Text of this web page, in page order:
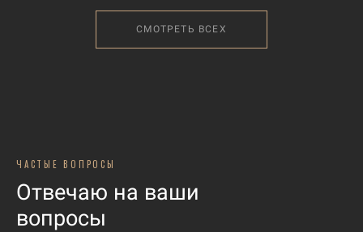
СМОТРЕТЬ ВСЕХ
ЧАСТЫЕ ВОПРОСЫ
Отвечаю на ваши
вопросы